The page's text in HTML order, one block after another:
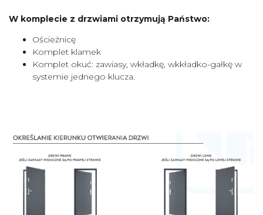
W komplecie z drzwiami otrzymują Państwo:
Ościeżnicę
Komplet klamek
Komplet okuć: zawiasy, wkładkę, wkkładko-gałkę w
systemie jednego klucza.